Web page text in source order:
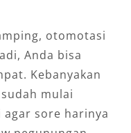
otomotasi
Anda bisa
Kebanyakan
mulai
sore harinya